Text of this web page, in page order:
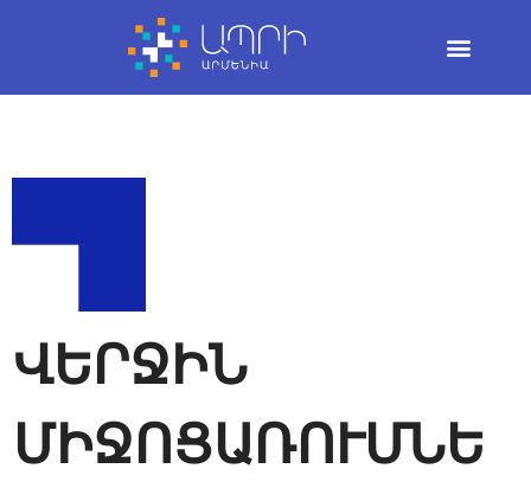
ՎԵՐՋԻՆ
ՄԻՋՈՑԱՌՈՒՄՆԵ